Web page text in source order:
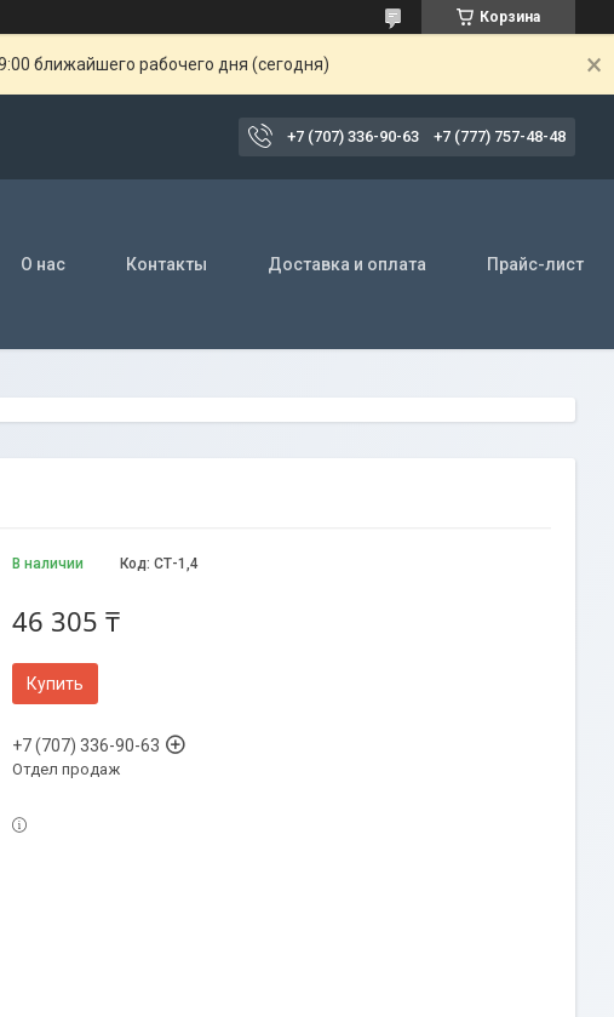
Корзина
ближайшего рабочего дня (сегодня)
+7 (707) 336-90-63 +7 (777) 757-48-48
О нас Контакты Доставка и оплата Прайс-лист
В наличии Код: СТ-1,4
46 305 ₸
Купить
+7 (707) 336-90-63
Отдел продаж